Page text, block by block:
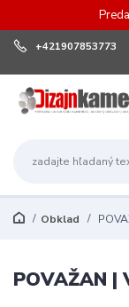
+421907853773
Obklad
POVAŽAN |